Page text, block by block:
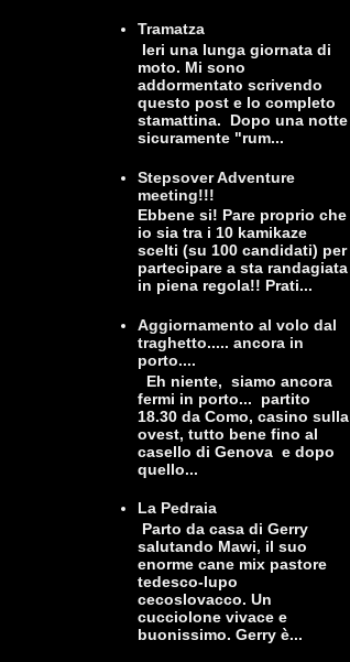
Tramatza
Ieri una lunga giornata di
moto. Mi sono
addormentato scrivendo
questo post e lo completo
stamattina. Dopo una notte
sicuramente "rum...
Stepsover Adventure
meeting!!!
Ebbene si! Pare proprio che
io sia tra i 10 kamikaze
scelti (su 100 candidati) per
partecipare a sta randagiata
in piena regola!! Prati...
Aggiornamento al volo dal
traghetto..... ancora in
porto....
Eh niente, siamo ancora
fermi in porto... partito
18.30 da Como, casino sulla
ovest, tutto bene fino al
casello di Genova e dopo
quello...
La Pedraia
Parto da casa di Gerry
salutando Mawi, il suo
enorme cane mix pastore
tedesco-lupo
cecoslovacco. Un
cucciolone vivace e
buonissimo. Gerry è...